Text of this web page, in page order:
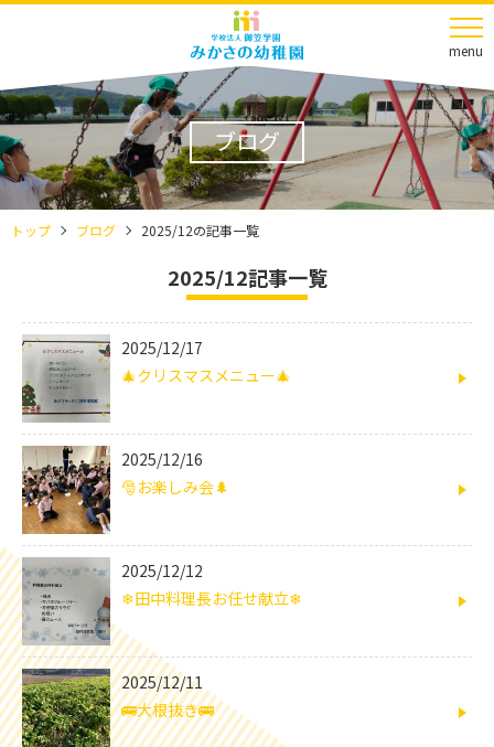
menu
ブログ
トップ ブログ 2025/12の記事一覧
2025/12記事一覧
2025/12/17
🎄クリスマスメニュー🎄
2025/12/16
🎅お楽しみ会🌲
2025/12/12
❄田中料理長お任せ献立❄
2025/12/11
🚌大根抜き🚌